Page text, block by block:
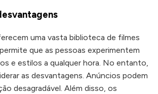
uma vasta biblioteca de filmes
que as pessoas experimentem
e estilos a qualquer hora. No entanto,
as desvantagens. Anúncios podem
desagradável. Além disso, os